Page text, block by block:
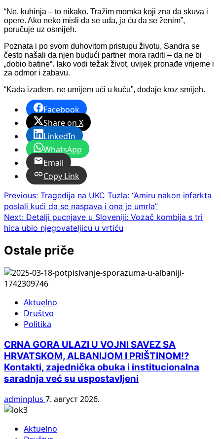
“Ne, kuhinja – to nikako. Tražim momka koji zna da skuva i
opere. Ako neko misli da se uda, ja ću da se ženim”,
poručuje uz osmijeh.
Poznata i po svom duhovitom pristupu životu, Sandra se
često našali da njen budući partner mora raditi – da ne bi
„dobio batine“. Iako vodi težak život, uvijek pronađe vrijeme i
za odmor i zabavu.
“Kada izađem, ne umijem ući u kuću”, dodaje kroz smijeh.
Facebook
Share on X
LinkedIn
WhatsApp
Email
Copy Link
Post
navigation
Previous: Tragedija na UKC Tuzla: “Amiru nakon infarkta
poslali kući da se naspava i ona je umrla”
Next: Detalji pucnjave u Sloveniji: Vozač kombija s tri
hica ubio njegovateljicu u vrtiću
Ostale priče
Aktuelno
Društvo
Politika
CRNA GORA ULAZI U VOJNI SAVEZ SA
HRVATSKOM, ALBANIJOM I PRIŠTINOM!?
Kontakti, zajednička obuka i institucionalna
saradnja već su uspostavljeni
adminplus 7. август 2026.
Aktuelno